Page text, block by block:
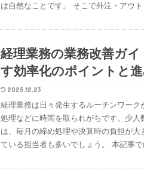
は自然なことです。 そこで外注・アウト
経理業務の業務改善ガ
す効率化のポイントと
2025.12.23
経理業務は日々発生するルーチンワーク
処理などに時間を取られがちです。少人
は、毎月の締め処理や決算時の負担が大
ている担当者も多いでしょう。 本記事